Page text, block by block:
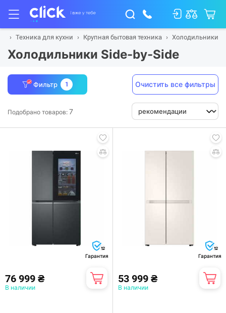
Техника для кухни Крупная бытовая техника Холодильники
Холодильники Side-by-Side
Фильтр 1 Очистить все фильтры
Подобрано товаров: 7
12
Гарантия
76 999 ₴
В наличии
12
Гарантия
53 999 ₴
В наличии